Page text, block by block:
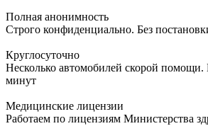
Полная анонимность
Строго конфиденциально. Без
Круглосуточно
Несколько автомобилей скорой помощи.
минут
Медицинские лицензии
Работаем по лицензиям Министерства